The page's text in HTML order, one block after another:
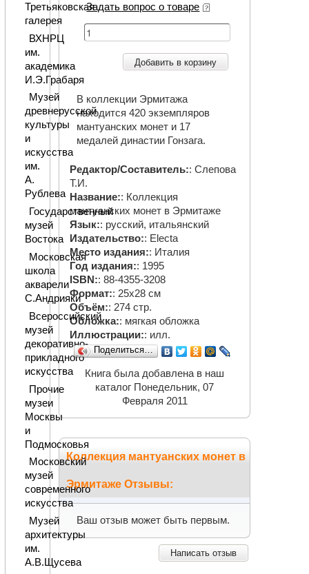
Задать вопрос о товаре
Добавить в корзину
В коллекции Эрмитажа
находится 420 экземпляров
мантуанских монет и 17
медалей династии Гонзага.
Редактор/Составитель:: Слепова
Т.И.
Название:: Коллекция
мантуанских монет в Эрмитаже
Язык:: русский, итальянский
Издательство:: Electa
Место издания:: Италия
Год издания:: 1995
ISBN:: 88-4355-3208
Формат:: 25х28 см
Объём:: 274 стр.
Обложка:: мягкая обложка
Иллюстрации:: илл.
Поделиться…
Книга была добавлена в наш
каталог Понедельник, 07
Февраля 2011
Коллекция мантуанских монет в
Эрмитаже Отзывы:
Ваш отзыв может быть первым.
Написать отзыв
Третьяковская
галерея
ВХНРЦ
им.
академика
И.Э.Грабаря
Музей
древнерусской
культуры
и
искусства
им.
А.
Рублева
Государственный
музей
Востока
Московская
школа
акварели
С.Андрияки
Всероссийский
музей
декоративно-
прикладного
искусства
Прочие
музеи
Москвы
и
Подмосковья
Московский
музей
современного
искусства
Музей
архитектуры
им.
А.В.Щусева